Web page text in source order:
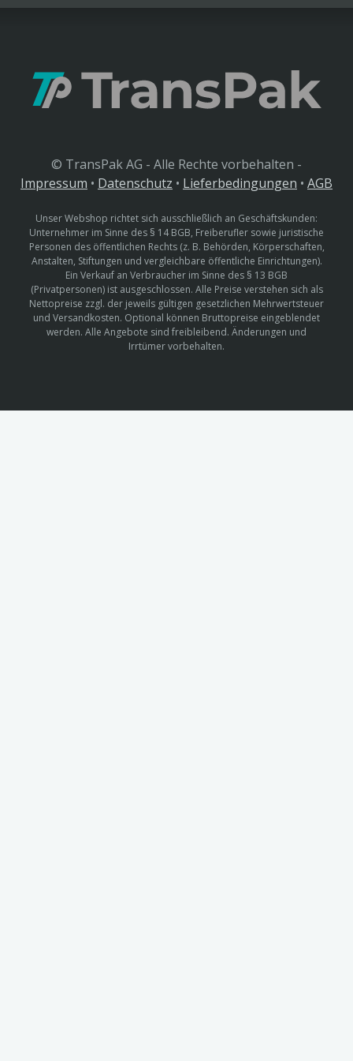
© TransPak AG - Alle Rechte vorbehalten -
Impressum • Datenschutz • Lieferbedingungen • AGB
Unser Webshop richtet sich ausschließlich an Geschäftskunden:
Unternehmer im Sinne des § 14 BGB, Freiberufler sowie juristische
Personen des öffentlichen Rechts (z. B. Behörden, Körperschaften,
Anstalten, Stiftungen und vergleichbare öffentliche Einrichtungen).
Ein Verkauf an Verbraucher im Sinne des § 13 BGB
(Privatpersonen) ist ausgeschlossen. Alle Preise verstehen sich als
Nettopreise zzgl. der jeweils gültigen gesetzlichen Mehrwertsteuer
und Versandkosten. Optional können Bruttopreise eingeblendet
werden. Alle Angebote sind freibleibend. Änderungen und
Irrtümer vorbehalten.